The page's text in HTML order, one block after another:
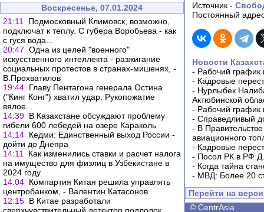
Воскресенье, 07.01.2024
21:11
Подмосковный Климовск, возможно,
подключат к теплу. С губера Воробьева - как
с гуся вода...
20:47 Одна из целей "военного"
искусственного интеллекта - разжигание
социальных протестов в странах-мишенях, -
В.Прохватилов
19:44 Главу Пентагона генерала Остина
("Кинг Конг") хватил удар. Рукопожатие
вялое...
14:39 В Казахстане обсуждают проблему
гибели 600 лебедей на озере Караколь
14:14 Кедми: Единственный выход России -
дойти до Днепра
14:11
Как изменились ставки и расчет налога
на имущество для физлиц в Узбекистане в
2024 году
14:04 Компартия Китая решила управлять
центробанком, - Валентин Катасонов
12:15 В Китае разработали
Источник -
Постоянный
Новости
- Рабочий график
- Кадровые
- Нурлыбек
Актюбинской
- Рабочий график
- Справедливый
- В
авиационного
- Кадровые
- Посол РК в РФ
- Когда тайна
- МВД: Более 20
Перейти на
© CentrAsia